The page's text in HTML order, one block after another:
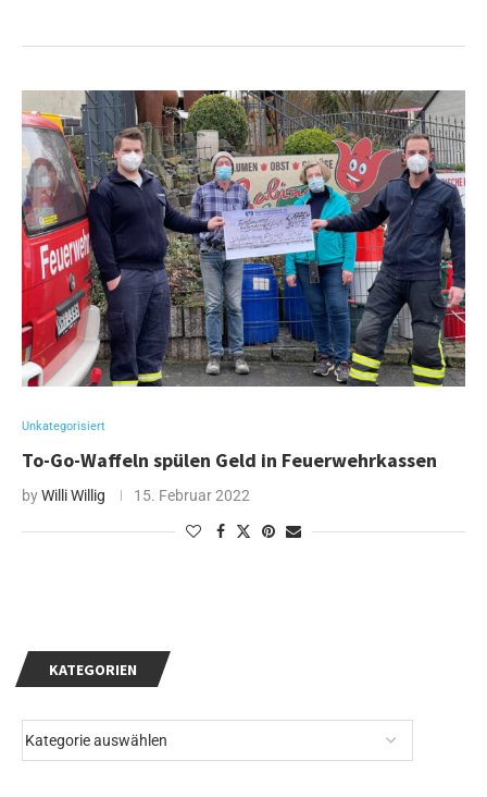
Unkategorisiert
To-Go-Waffeln spülen Geld in Feuerwehrkassen
byWilli Willig 15. Februar 2022
KATEGORIEN